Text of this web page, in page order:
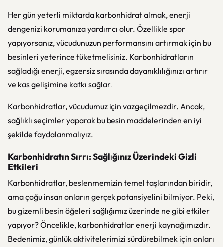
Her gün yeterli miktarda karbonhidrat almak, enerji
dengenizi korumanıza yardımcı olur. Özellikle spor
yapıyorsanız, vücudunuzun performansını artırmak için bu
besinleri yeterince tüketmelisiniz. Karbonhidratların
sağladığı enerji, egzersiz sırasında dayanıklılığınızı artırır
ve kas gelişimine katkı sağlar.
Karbonhidratlar, vücudumuz için vazgeçilmezdir. Ancak,
sağlıklı seçimler yaparak bu besin maddelerinden en iyi
şekilde faydalanmalıyız.
Karbonhidratın Sırrı: Sağlığınız Üzerindeki Gizli
Etkileri
Karbonhidratlar, beslenmemizin temel taşlarından biridir,
ama çoğu insan onların gerçek potansiyelini bilmiyor. Peki,
bu gizemli besin öğeleri sağlığımız üzerinde ne gibi etkiler
yapıyor? Öncelikle, karbonhidratlar enerji kaynağımızdır.
Bedenimiz, günlük aktivitelerimizi sürdürebilmek için onları